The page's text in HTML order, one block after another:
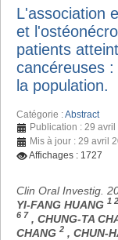
L'association
et
patients
cancéreuses
la population.
Catégorie :Abstract
Publication : 29 avril
Mis à jour : 29 avril
Affichages : 1727
Clin Oral Investig.
YI-FANG HUANG 1
6 7 , CHUNG-TA
CHANG 2 , CHUN-